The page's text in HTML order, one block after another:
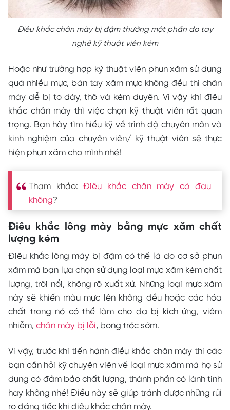
Điêu khắc chân mày bị đậm thường một phần do tay
nghề kỹ thuật viên kém
Hoặc như trường hợp kỹ thuật viên phun xăm sử dụng
quá nhiều mực, bàn tay xăm mực không đều thì chân
mày dễ bị to dày, thô và kém duyên. Vì vậy khi điêu
khắc chân mày thì việc chọn kỹ thuật viên rất quan
trọng. Bạn hãy tìm hiểu kỹ về trình độ chuyên môn và
kinh nghiệm của chuyên viên/ kỹ thuật viên sẽ thực
hiện phun xăm cho mình nhé!
Tham khảo:Điêu khắc chân mày có đau
không?
Điêu khắc lông mày bằng mực xăm chất
lượng kém
Điêu khắc lông mày bị đậm có thể là do cơ sở phun
xăm mà bạn lựa chọn sử dụng loại mực xăm kém chất
lượng, trôi nổi, không rõ xuất xứ. Những loại mực xăm
này sẽ khiến màu mực lên không đều hoặc các hóa
chất trong nó có thể làm cho da bị kích ứng, viêm
nhiễm, chân mày bị lỗi, bong tróc sớm.
Vì vậy, trước khi tiến hành điều khắc chân mày thì các
bạn cần hỏi kỹ chuyên viên về loại mực xăm mà họ sử
dụng có đảm bảo chất lượng, thành phần có lành tính
hay không nhé! Điều này sẽ giúp tránh được những rủi
ro đáng tiếc khi điêu khắc chân mày.